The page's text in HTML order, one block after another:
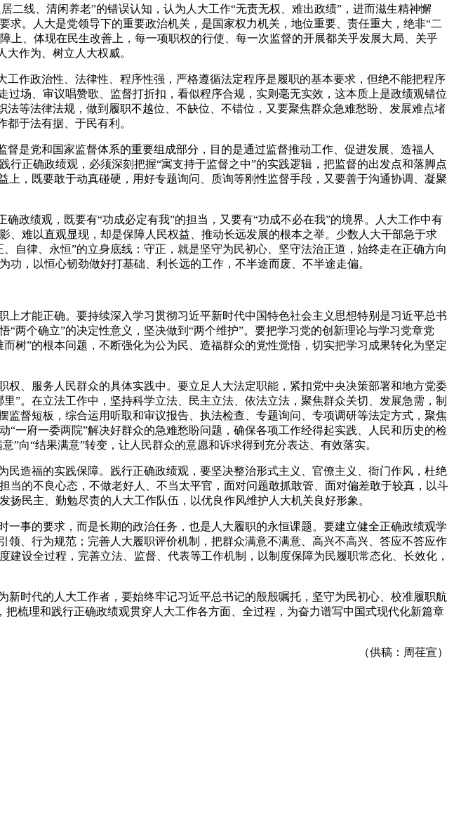
二线、清闲养老”的错误认知 ， 认为人大工作“无责无权、难出政绩” ， 进而滋生精神懈
求。 人大是党领导下的重要政治机关 ， 是国家权力机关 ， 地位重要、责任重大 ， 绝非“二
上、体现在民生改善上 ， 每一项职权的行使、每一次监督的开展都关乎发展大局、关乎
大作为、树立人大权威。
工作政治性、法律性、程序性强 ， 严格遵循法定程序是履职的基本要求 ， 但绝不能把程序
过场、审议唱赞歌、监督打折扣 ， 看似程序合规 ， 实则毫无实效 ， 这本质上是政绩观错位
法等法律法规 ， 做到履职不越位、不缺位、不错位 ， 又要聚焦群众急难愁盼、发展难点堵
都于法有据、于民有利 。
督是党和国家监督体系的重要组成部分 ， 目的是通过监督推动工作、促进发展、造福人
践行正确政绩观 ， 必须深刻把握“寓支持于监督之中”的实践逻辑 ， 把监督的出发点和落脚点
上 ， 既要敢于动真碰硬 ， 用好专题询问、质询等刚性监督手段 ， 又要善于沟通协调、凝聚
确政绩观 ， 既要有“功成必定有我”的担当 ， 又要有“功成不必在我”的境界。
人大工作中有
、难以直观显现 ， 却是保障人民权益、推动长远发展的根本之举。 少数人大干部急于求
、自律、永恒”的立身底线：守正 ， 就是坚守为民初心、坚守法治正道 ， 始终走在正确方向
功 ， 以恒心韧劲做好打基础、利长远的工作 ， 不半途而废、不半途走偏。
上才能正确。 要持续深入学习贯彻习近平新时代中国特色社会主义思想特别是习近平总书
“两个确立”的决定性意义 ， 坚决做到“两个维护”。 要把学习党的创新理论与学习党章党
树”的根本问题 ， 不断强化为公为民、造福群众的党性觉悟 ， 切实把学习成果转化为坚定
权、服务人民群众的具体实践中。 要立足人大法定职能 ， 紧扣党中央决策部署和地方党委
里”。 在立法工作中 ， 坚持科学立法、民主立法、依法立法 ， 聚焦群众关切、发展急需 ， 制
监督短板 ， 综合运用听取和审议报告、执法检查、专题询问、专项调研等法定方式 ， 聚焦
“一府一委两院”解决好群众的急难愁盼问题 ， 确保各项工作经得起实践、人民和历史的检
”向“结果满意”转变 ， 让人民群众的意愿和诉求得到充分表达、有效落实。
民造福的实践保障。 践行正确政绩观 ， 要坚决整治形式主义、官僚主义、衙门作风 ， 杜绝
当的不良心态 ， 不做老好人、不当太平官 ， 面对问题敢抓敢管、面对偏差敢于较真 ， 以斗
扬民主、勤勉尽责的人大工作队伍 ， 以优良作风维护人大机关良好形象。
一事的要求 ， 而是长期的政治任务 ， 也是人大履职的永恒课题。 要建立健全正确政绩观学
领、行为规范 ； 完善人大履职评价机制 ， 把群众满意不满意、高兴不高兴、答应不答应作
建设全过程 ， 完善立法、监督、代表等工作机制 ， 以制度保障为民履职常态化、长效化 ，
新时代的人大工作者 ， 要始终牢记习近平总书记的殷殷嘱托 ， 坚守为民初心、校准履职航
， 把梳理和践行正确政绩观贯穿人大工作各方面、全过程 ， 为奋力谱写中国式现代化新篇章
（供稿：周荏宣）